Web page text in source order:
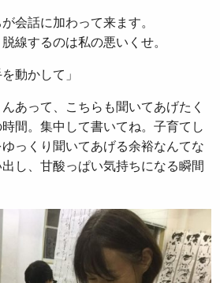
会話に加わって来ます。
線するのは私の悪いくせ。
動かして」
あって、こちらも聞いてあげたく
間。集中して書いてね。子育てし
っくり聞いてあげる余裕なんてな
し、甘酸っぱい気持ちになる瞬間